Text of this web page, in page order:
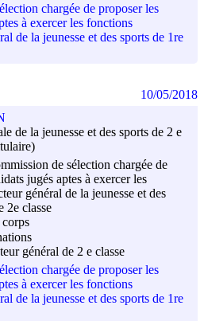
chargée de proposer les
à exercer les fonctions
de la jeunesse et des sports de 1re
de la jeunesse et des sports de 2 e
de sélection chargée de
jugés aptes à exercer les
général de la jeunesse et des
2e classe
corps
général de 2 e classe
chargée de proposer les
à exercer les fonctions
de la jeunesse et des sports de 1re
10/05/2018